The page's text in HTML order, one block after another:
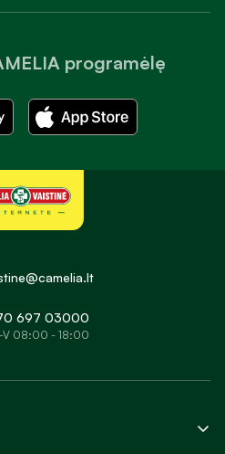
programėlę
697 03000
V 08:00 - 18:00